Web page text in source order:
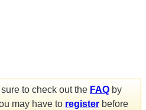
to check out the FAQ by
may have to register before